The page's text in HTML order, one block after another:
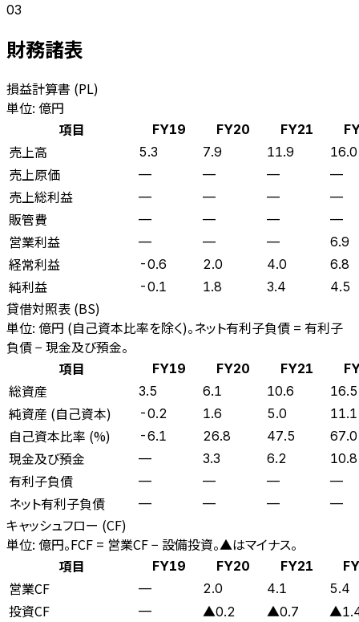
03
財務諸表
損益計算書 (PL)
単位: 億円
項目
FY19 FY20 FY21
売上高 5.3 7.9 11.9 16.0
売上原価 — — — —
売上総利益 — — — —
販管費 — — — —
営業利益 — — — 6.9
経常利益 -0.6 2.0 4.0 6.8
純利益 -0.1 1.8 3.4 4.5
貸借対照表 (BS)
単位: 億円 (自己資本比率を除く)。ネット有利子負債 = 有利子
負債 − 現金及び預金。
項目
FY19 FY20 FY21
総資産 3.5 6.1 10.6 16.5
純資産 (自己資本) -0.2 1.6 5.0 11.1
自己資本比率 (%) -6.1 26.8 47.5 67.0
現金及び預金 — 3.3 6.2 10.8
有利子負債 — — — —
ネット有利子負債 — — — —
キャッシュフロー (CF)
単位: 億円。FCF = 営業CF − 設備投資。▲はマイナス。
項目
FY19 FY20 FY21
営業CF — 2.0 4.1 5.4
投資CF — ▲0.2 ▲0.7